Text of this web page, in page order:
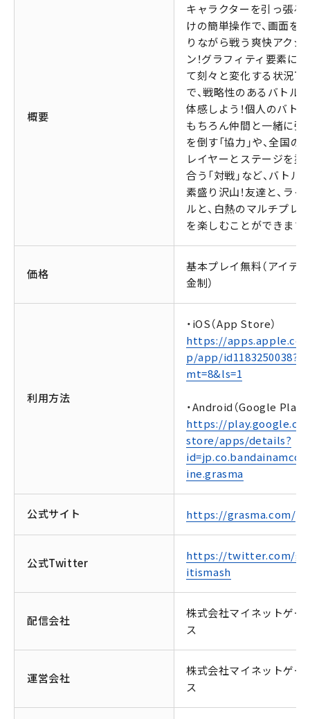
概要
キャラクターを引っ張る
けの簡単操作で、画面を
りながら戦う爽快アクシ
ン！グラフィティ要素に
て刻々と変化する状況下
で、戦略性のあるバトル
体感しよう！個人のバト
もちろん仲間と一緒に強
を倒す「協力」や、全国の
レイヤーとステージを塗
合う「対戦」など、バトル
素盛り沢山！友達と、ライ
ルと、白熱のマルチプレ
を楽しむことができます
価格
基本プレイ無料（アイテ
金制）
利用方法
・iOS（App Store）
https://
p/app/id1183250038?
mt=8&ls=1
・Android（Google Play）
https://
store/apps/details?
ine.grasma
公式サイト https://grasma.com/
公式Twitter
https://twitter.com/
itismash
配信会社
株式会社マイネットゲー
ス
運営会社
株式会社マイネットゲー
ス